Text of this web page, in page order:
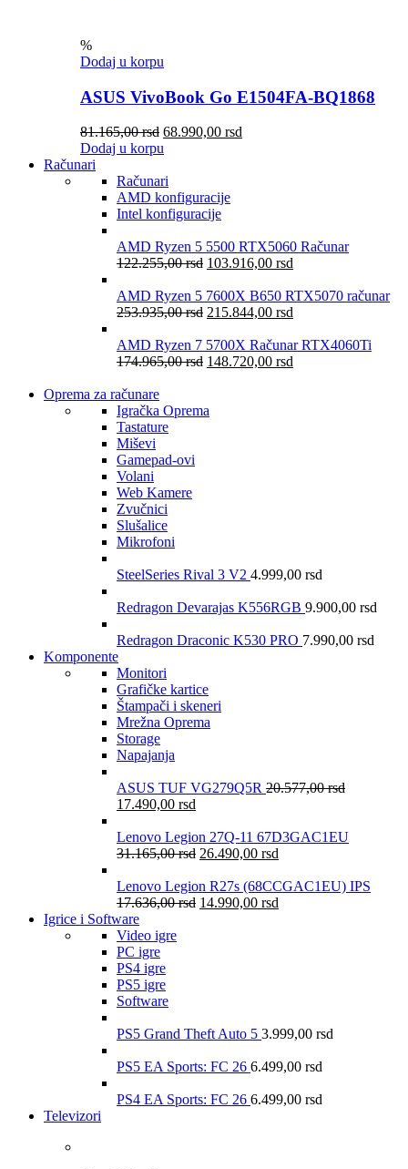
%
Dodaj u korpu
ASUS VivoBook Go E1504FA-BQ1868
81.165,00rsd 68.990,00 rsd
Dodaj u korpu
Računari
Računari
AMD konfiguracije
Intel konfiguracije
AMD Ryzen 5 5500 RTX5060 Računar
122.255,00rsd 103.916,00 rsd
AMD Ryzen 5 7600X B650 RTX5070 računar
253.935,00rsd 215.844,00 rsd
AMD Ryzen 7 5700X Računar RTX4060Ti
174.965,00rsd 148.720,00 rsd
Oprema za računare
Igračka Oprema
Tastature
Miševi
Gamepad-ovi
Volani
Web Kamere
Zvučnici
Slušalice
Mikrofoni
SteelSeries Rival 3 V2 4.999,00 rsd
Redragon Devarajas K556RGB 9.900,00 rsd
Redragon Draconic K530 PRO 7.990,00 rsd
Komponente
Monitori
Grafičke kartice
Štampači i skeneri
Mrežna Oprema
Storage
Napajanja
ASUS TUF VG279Q5R 20.577,00rsd
17.490,00 rsd
Lenovo Legion 27Q-11 67D3GAC1EU
31.165,00rsd 26.490,00 rsd
Lenovo Legion R27s (68CCGAC1EU) IPS
17.636,00rsd 14.990,00 rsd
Igrice i Software
Video igre
PC igre
PS4 igre
PS5 igre
Software
PS5 Grand Theft Auto 5 3.999,00 rsd
PS5 EA Sports: FC 26 6.499,00 rsd
PS4 EA Sports: FC 26 6.499,00 rsd
Televizori